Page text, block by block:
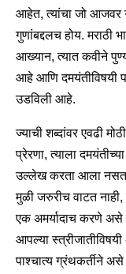
आहेत, त्यांचा जो आजवर
गुणांबद्दलच होय. मराठी
आख्यान, त्यात कवीने
आहे आणि दमयंतीविषयी
उडविली आहे.
ज्याची शब्दांवर एवढी
प्रेरणा, त्याला
उल्लेख करता आला नसता
मुळी जरुरीच वाटत
एक अमर्यादाच करणे
आपल्या
पाश्चात्य ग्रंथकर्तीने